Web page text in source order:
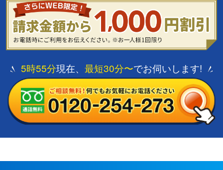
5時55分現在、 最短30分〜でお伺いします!